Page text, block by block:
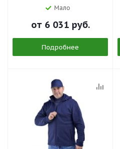
Мало
от 6 031 руб.
Подробнее